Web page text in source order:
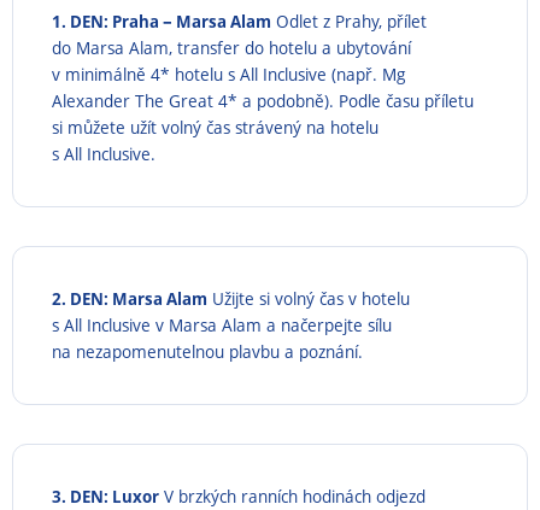
1. DEN: Praha – Marsa Alam Odlet z Prahy, přílet
do Marsa Alam, transfer do hotelu a ubytování
v minimálně 4* hotelu s All Inclusive (např. Mg
Alexander The Great 4* a podobně). Podle času příletu
si můžete užít volný čas strávený na hotelu
s All Inclusive.
2. DEN: Marsa Alam Užijte si volný čas v hotelu
s All Inclusive v Marsa Alam a načerpejte sílu
na nezapomenutelnou plavbu a poznání.
3. DEN: Luxor V brzkých ranních hodinách odjezd